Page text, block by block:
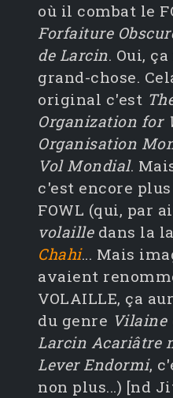
où il combat le
Forfaiture
de Larcin. Oui,
grand-chose.
original c'est
Organization for
Organisation
Vol Mondial.
c'est encore
FOWL (qui, par
volailledans la
Chahi... Mais
avaient
VOLAILLE, ça
du genre Vilaine
Larcin Acariâtre
Lever Endormi,
non plus...) [nd